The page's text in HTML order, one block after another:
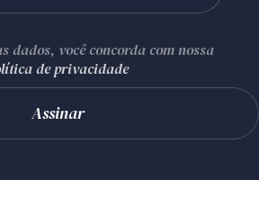
dados, você concorda com nossa
de privacidade